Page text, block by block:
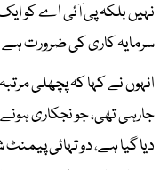
نہیں بلکہ پی آئی اے کو ایک
سرمایہ کاری کی ضرورت ہے
انہوں نے کہا کہ پچھلی
جارہی تھی، جو نجکاری
دیا گیا ہے، دو تہائی